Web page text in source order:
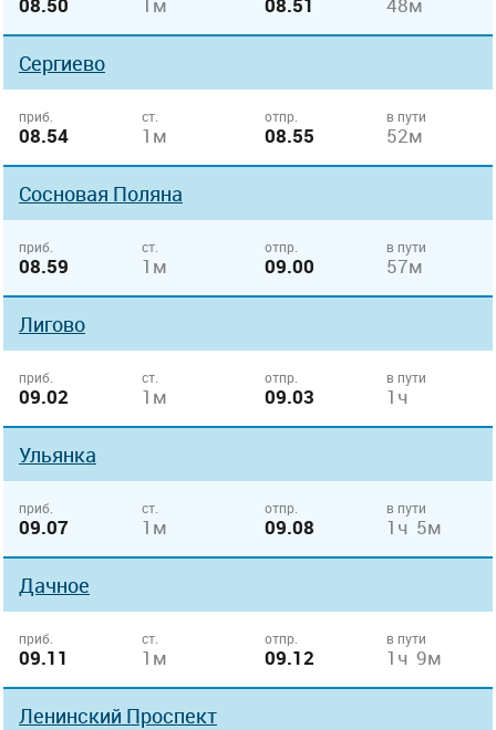
Сергиево
приб.
08.54
ст.
1м
отпр.
08.55
в пути
52м
Сосновая Поляна
приб.
08.59
ст.
1м
отпр.
09.00
в пути
57м
Лигово
приб.
09.02
ст.
1м
отпр.
09.03
в пути
1ч
Ульянка
приб.
09.07
ст.
1м
отпр.
09.08
в пути
1ч 5м
Дачное
приб.
09.11
ст.
1м
отпр.
09.12
в пути
1ч 9м
Ленинский Проспект